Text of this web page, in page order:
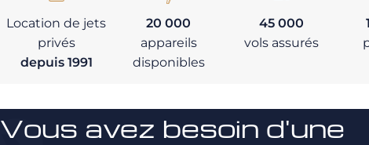
Location de jets
privés
depuis 1991
20 000
appareils
disponibles
45 000
vols assurés
Vous avez besoin d'une